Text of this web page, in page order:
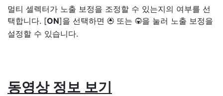
멀티 셀렉터가 노출 보정을 조정할 수 있는지의 여부를 선
택합니다. [ON]을 선택하면 1 또는 3을 눌러 노출 보정을
설정할 수 있습니다.
동영상 정보 보기